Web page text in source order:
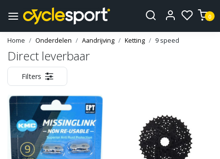
0
Home Onderdelen Aandrijving Ketting 9 speed
Direct leverbaar
Filters